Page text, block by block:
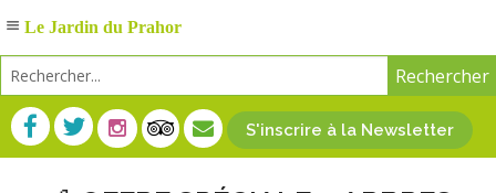
S'inscrire à la Newsletter
Le Jardin du Prahor